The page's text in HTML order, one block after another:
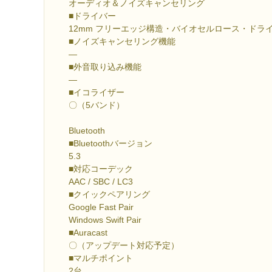
オーディオ＆ノイズキャンセリング
■ドライバー
12mm フリーエッジ構造・バイオセルロース・ドラ
■ノイズキャンセリング機能
―
■外音取り込み機能
―
■イコライザー
〇（5バンド）
Bluetooth
■Bluetoothバージョン
5.3
■対応コーデック
AAC / SBC / LC3
■クイックペアリング
Google Fast Pair
Windows Swift Pair
■Auracast
〇（アップデート対応予定）
■マルチポイント